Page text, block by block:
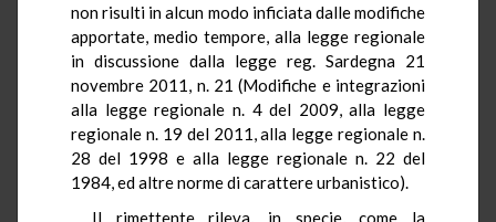
non risulti in alcun modo inficiata dalle modifiche
apportate, medio tempore, alla legge regionale
in discussione dalla legge reg. Sardegna 21
novembre 2011, n. 21 (Modifiche e integrazioni
alla legge regionale n. 4 del 2009, alla legge
regionale n. 19 del 2011, alla legge regionale n.
28 del 1998 e alla legge regionale n. 22 del
1984, ed altre norme di carattere urbanistico).
Il rimettente rileva, in specie, come la